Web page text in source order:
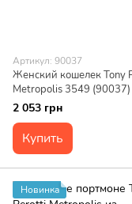
Артикул: 90037
Женский кошелек Tony
Metropolis 3549
2 053 грн
Купить
Новинка